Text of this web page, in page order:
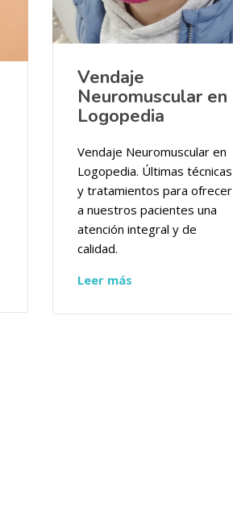
Vendaje
Neuromuscular en
Logopedia
Vendaje Neuromuscular en
Logopedia. Últimas técnicas
y tratamientos para ofrecer
a nuestros pacientes una
atención integral y de
calidad.
Leer más